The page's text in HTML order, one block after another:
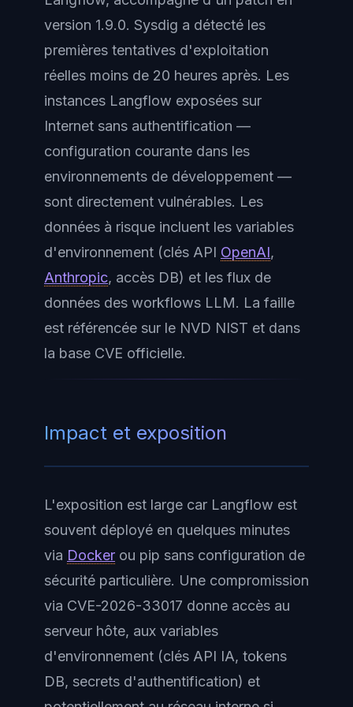
version 1.9.0. Sysdig a détecté les
premières tentatives d'exploitation
réelles moins de 20 heures après. Les
instances Langflow exposées sur
Internet sans authentification —
configuration courante dans les
environnements de développement —
sont directement vulnérables. Les
données à risque incluent les variables
d'environnement (clés API OpenAI,
Anthropic, accès DB) et les flux de
données des workflows LLM. La faille
est référencée sur le NVD NIST et dans
la base CVE officielle.
Impact et exposition
L'exposition est large car Langflow est
souvent déployé en quelques minutes
via Docker ou pip sans configuration de
sécurité particulière. Une compromission
via CVE-2026-33017 donne accès au
serveur hôte, aux variables
d'environnement (clés API IA, tokens
DB, secrets d'authentification) et